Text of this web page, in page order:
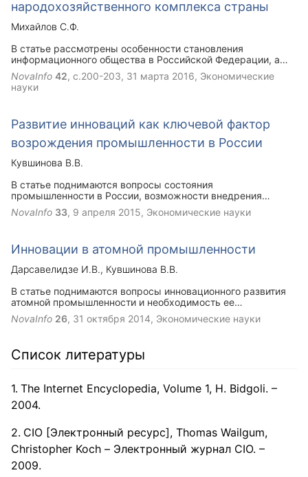
народохозяйственного комплекса страны
Михайлов С.Ф.
В статье рассмотрены особенности становления
информационного общества в Российской Федерации, а
также рассмотрены показатели перехода к нему. Особое
внимание автором уделено влиянию информационных
технологий на конкурентоспособность отечественного
NovaInfo 42, с.200-203, 31 марта 2016, Экономические
науки
Развитие инноваций как ключевой фактор
возрождения промышленности в России
Кувшинова В.В.
В статье поднимаются вопросы состояния
промышленности в России, возможности внедрения
инноваций в производственный сектор. Обозначены
тенденции, по которым происходит инновационное
экономики страны.
NovaInfo 33, 9 апреля 2015, Экономические науки
Инновации в атомной промышленности
Дарсавелидзе И.В.
Кувшинова В.В.
В статье поднимаются вопросы инновационного развития
атомной промышленности и необходимость ее
модернизации. Обозначены основные тенденции
модернизации. Также рассмотрена проблематика отрасли
NovaInfo 26, 31 октября 2014, Экономические науки
Список литературы
The Internet Encyclopedia, Volume 1, H. Bidgoli. –
2004.
CIO [Электронный ресурс], Thomas Wailgum,
Christopher Koch – Электронный журнал CIO. –
2009.